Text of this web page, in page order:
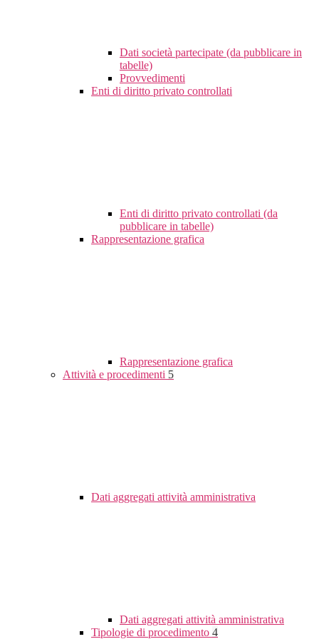
Dati società partecipate (da pubblicare in
tabelle)
Provvedimenti
Enti di diritto privato controllati
Enti di diritto privato controllati (da
pubblicare in tabelle)
Rappresentazione grafica
Rappresentazione grafica
Attività e procedimenti 5
Dati aggregati attività amministrativa
Dati aggregati attività amministrativa
Tipologie di procedimento 4